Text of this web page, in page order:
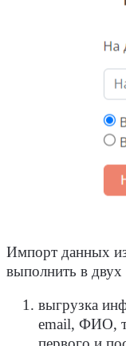
Импорт данных
выполнить в
выгрузка
email, ФИО,